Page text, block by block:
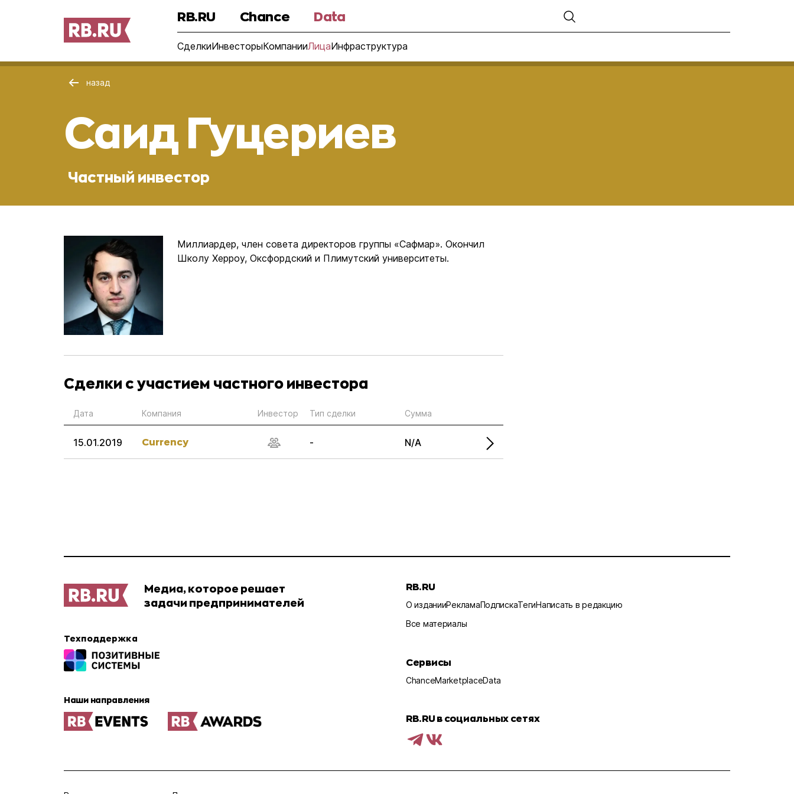
RB.RU Chance Data
СделкиИнвесторыКомпанииЛицаИнфраструктура
назад
Саид Гуцериев
Частный инвестор
Миллиардер, член совета директоров группы «Сафмар». Окончил
Школу Херроу, Оксфордский и Плимутский университеты.
Сделки с участием частного инвестора
Дата Компания Инвестор Тип сделки Сумма
15.01.2019 Currency - N/A
Медиа, которое решает
задачи предпринимателей
Техподдержка
Наши направления
RB.RU
О изданииРекламаПодпискаТегиНаписать в редакцию
Все материалы
Сервисы
ChanceMarketplaceData
RB.RU в социальных сетях